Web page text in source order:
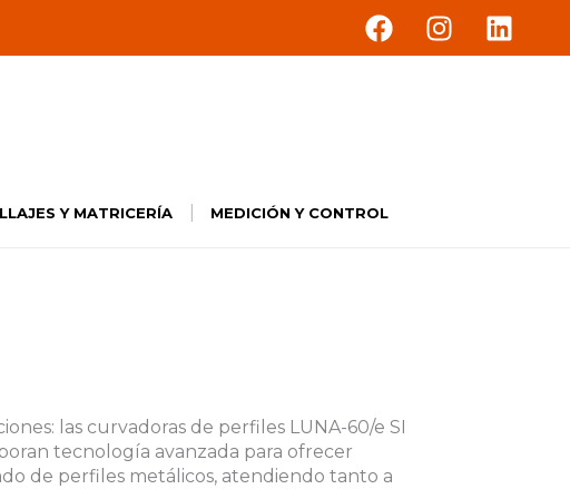
F
a
k
I
n
L
i
Y MATRICERÍA MEDICIÓN Y CONTROL
las curvadoras de perfiles LUNA-60/e SI
tecnología avanzada para ofrecer
de perfiles metálicos, atendiendo tanto a